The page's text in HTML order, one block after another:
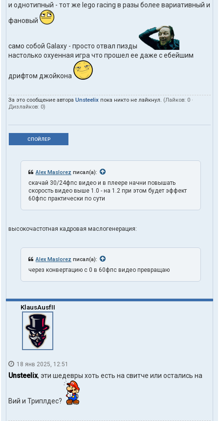
и однотипный - тот же lego racing в разы более вариативный и
фановый
само собой Galaxy - просто отвал пизды
настолько охуенная игра что прошел ее даже с ебейшим
дрифтом джойкона
За это сообщение автора Unsteelix пока никто не лайкнул. (Лайков: 0 ·
Дизлайков: 0)
СПОЙЛЕР
Alex Maslorez писал(а):
скачай 30/24фпс видео и в плеере начни повышать
скорость видео выше 1.0 - на 1.2 при этом будет эффект
60фпс практически по сути
высокочастотная кадровая маслогенерация:
Alex Maslorez писал(а):
через конвертацию с 0 в 60фпс видео превращаю
KlausAusfII
18 янв 2025, 12:51
Unsteelix, эти шедевры хоть есть на свитче или остались на
Вий и Триплдес?